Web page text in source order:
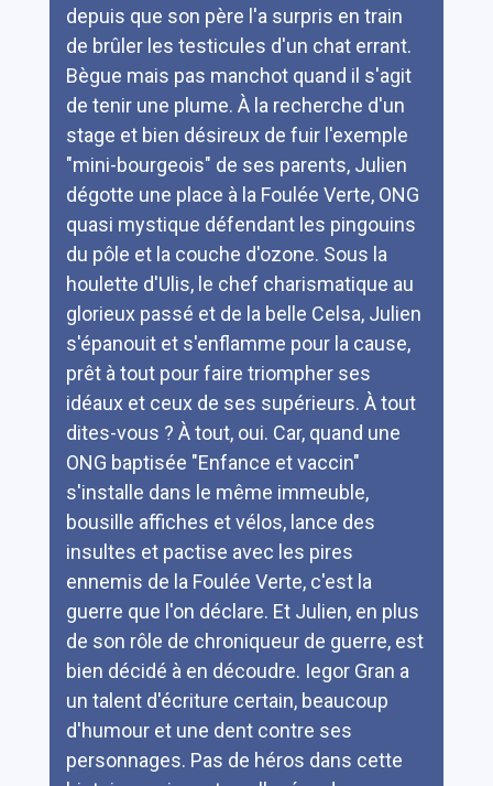
depuis que son père l'a surpris en train
de brûler les testicules d'un chat errant.
Bègue mais pas manchot quand il s'agit
de tenir une plume. À la recherche d'un
stage et bien désireux de fuir l'exemple
"mini-bourgeois" de ses parents, Julien
dégotte une place à la Foulée Verte, ONG
quasi mystique défendant les pingouins
du pôle et la couche d'ozone. Sous la
houlette d'Ulis, le chef charismatique au
glorieux passé et de la belle Celsa, Julien
s'épanouit et s'enflamme pour la cause,
prêt à tout pour faire triompher ses
idéaux et ceux de ses supérieurs. À tout
dites-vous ? À tout, oui. Car, quand une
ONG baptisée "Enfance et vaccin"
s'installe dans le même immeuble,
bousille affiches et vélos, lance des
insultes et pactise avec les pires
ennemis de la Foulée Verte, c'est la
guerre que l'on déclare. Et Julien, en plus
de son rôle de chroniqueur de guerre, est
bien décidé à en découdre. Iegor Gran a
un talent d'écriture certain, beaucoup
d'humour et une dent contre ses
personnages. Pas de héros dans cette